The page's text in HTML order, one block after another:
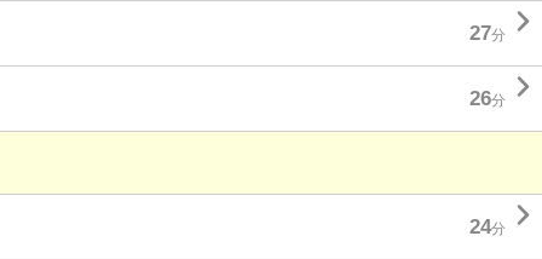
27分 
26分 
24分 